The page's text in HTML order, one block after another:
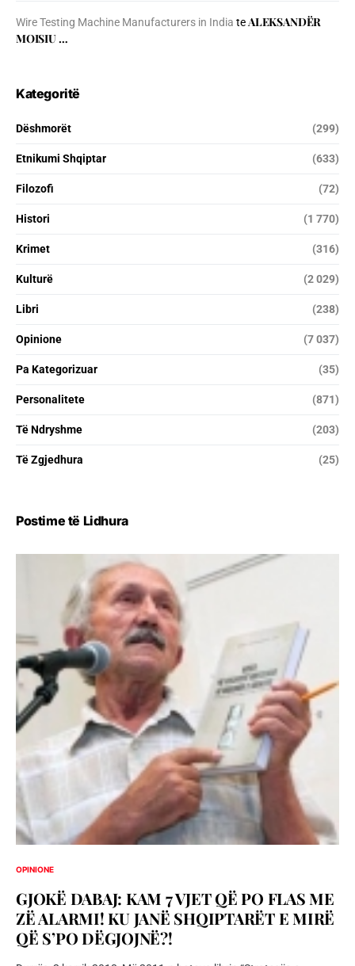
Wire Testing Machine Manufacturers in India teALEKSANDËR
MOISIU …
Kategoritë
Dëshmorët (299)
Etnikumi Shqiptar (633)
Filozofi (72)
Histori (1 770)
Krimet (316)
Kulturë (2 029)
Libri (238)
Opinione (7 037)
Pa Kategorizuar (35)
Personalitete (871)
Të Ndryshme (203)
Të Zgjedhura (25)
Postime të Lidhura
OPINIONE
GJOKË DABAJ: KAM 7 VJET QË PO FLAS ME
ZË ALARMI! KU JANË SHQIPTARËT E MIRË
QË S’PO DËGJOJNË?!